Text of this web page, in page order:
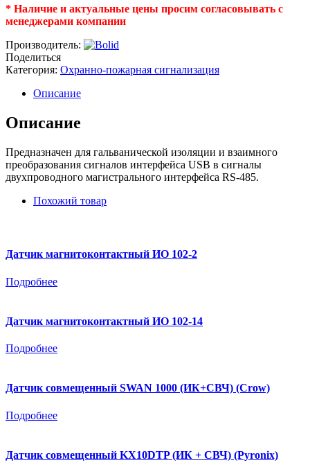
* Наличие и актуальные цены просим согласовывать с
менеджерами компании
Производитель:
Поделиться
Категория: Охранно-пожарная сигнализация
Описание
Описание
Предназначен для гальванической изоляции и взаимного
преобразования сигналов интерфейса USB в сигналы
двухпроводного магистрального интерфейса RS-485.
Похожий товар
Датчик магнитоконтактный ИО 102-2
Подробнее
Датчик магнитоконтактный ИО 102-14
Подробнее
Датчик совмещенный SWAN 1000 (ИК+СВЧ) (Crow)
Подробнее
Датчик совмещенный KX10DTP (ИК + СВЧ) (Pyronix)